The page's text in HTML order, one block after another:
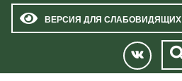
ВЕРСИЯ ДЛЯ СЛАБОВИДЯЩИХ